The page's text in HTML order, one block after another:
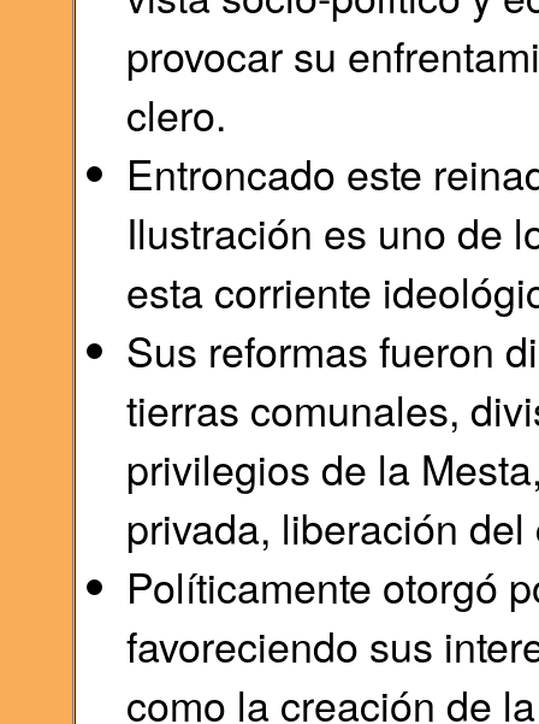
provocar su
clero.
Entroncado este
Ilustración es uno de
esta corriente
Sus reformas fueron
tierras comunales,
privilegios de la
privada, liberación
Políticamente otorgó
favoreciendo sus
como la creación de